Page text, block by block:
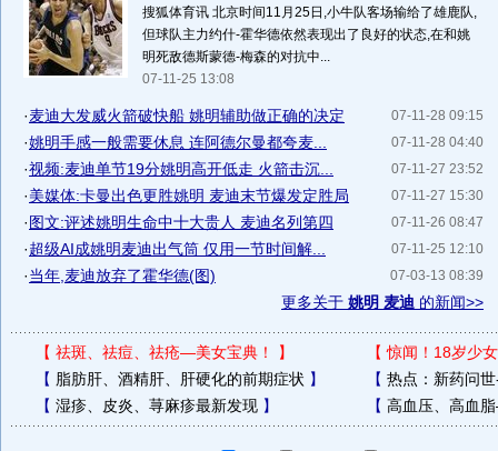
搜狐体育讯 北京时间11月25日,小牛队客场输给了雄鹿队,
但球队主力约什-霍华德依然表现出了良好的状态,在和姚
明死敌德斯蒙德-梅森的对抗中...
07-11-25 13:08
07-11-28 09:15
·麦迪大发威火箭破快船 姚明辅助做正确的决定
07-11-28 04:40
·姚明手感一般需要休息 连阿德尔曼都夸麦...
07-11-27 23:52
·视频:麦迪单节19分姚明高开低走 火箭击沉...
07-11-27 15:30
·美媒体:卡曼出色更胜姚明 麦迪末节爆发定胜局
07-11-26 08:47
·图文:评述姚明生命中十大贵人 麦迪名列第四
07-11-25 12:10
·超级AI成姚明麦迪出气筒 仅用一节时间解...
07-03-13 08:39
·当年,麦迪放弃了霍华德(图)
更多关于 姚明 麦迪 的新闻>>
【 祛斑、祛痘、祛疮—美女宝典！ 】 【惊闻！18岁少
【 脂肪肝、酒精肝、肝硬化的前期症状 】 【 热点：新药问
【 湿疹、皮炎、荨麻疹最新发现】 【 高血压、高血